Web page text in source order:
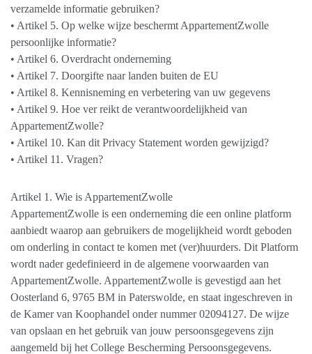
verzamelde informatie gebruiken?
• Artikel 5. Op welke wijze beschermt AppartementZwolle
persoonlijke informatie?
• Artikel 6. Overdracht onderneming
• Artikel 7. Doorgifte naar landen buiten de EU
• Artikel 8. Kennisneming en verbetering van uw gegevens
• Artikel 9. Hoe ver reikt de verantwoordelijkheid van
AppartementZwolle?
• Artikel 10. Kan dit Privacy Statement worden gewijzigd?
• Artikel 11. Vragen?
Artikel 1. Wie is AppartementZwolle
AppartementZwolle is een onderneming die een online platform
aanbiedt waarop aan gebruikers de mogelijkheid wordt geboden
om onderling in contact te komen met (ver)huurders. Dit Platform
wordt nader gedefinieerd in de algemene voorwaarden van
AppartementZwolle. AppartementZwolle is gevestigd aan het
Oosterland 6, 9765 BM in Paterswolde, en staat ingeschreven in
de Kamer van Koophandel onder nummer 02094127. De wijze
van opslaan en het gebruik van jouw persoonsgegevens zijn
aangemeld bij het College Bescherming Persoonsgegevens.